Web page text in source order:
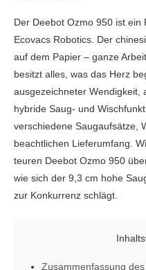
Der Deebot Ozmo 950 ist
Ecovacs Robotics. Der
auf dem Papier – ganze
besitzt alles, was das Herz
ausgezeichneter Wendigkeit,
hybride Saug- und
verschiedene Saugaufsätze,
beachtlichen Lieferumfang.
teuren Deebot Ozmo 950
wie sich der 9,3 cm hohe
zur Konkurrenz schlägt.
Zusammenfassung des